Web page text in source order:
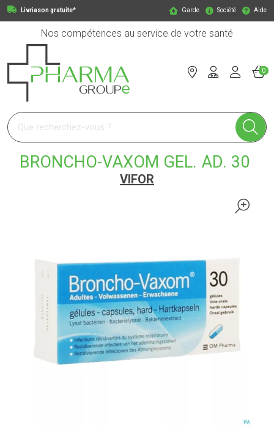
Livriason gratuite* Garde Société Aide
Nos compétences au service de votre santé
Pharmagroupe Votre pharmacie en ligne à votre service
0
BRONCHO-VAXOM GEL. AD. 30
VIFOR